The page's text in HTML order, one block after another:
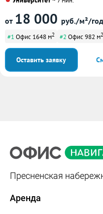
от 18 000 руб./м²/год
#1 Офис 1648 м2 #2 Офис 982 м2
Оставить заявку
Пресненская
Аренда